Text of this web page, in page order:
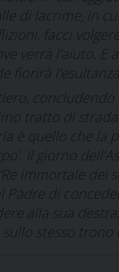
di lacrime, in
facci
verrà l’aiuto. E
fiorirà
concludendo
tratto di
è quello che la
Il giorno
immortale dei
Padre di
alla sua
sullo stesso trono